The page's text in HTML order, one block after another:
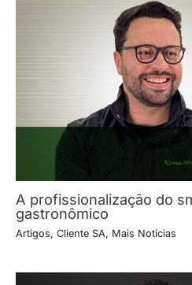
A profissionalização do
gastronômico
Artigos, Cliente SA, Mais Notícias